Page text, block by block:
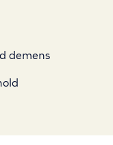
demens